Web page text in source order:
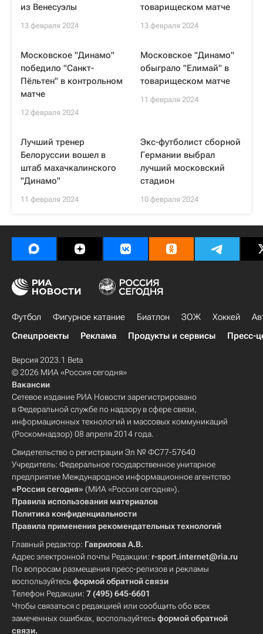
из Венесуэлы
13 февраля 2024
товарищеском матче
13 февраля 2024
Московское "Динамо"
победило "Санкт-
Пёльтен" в контрольном
матче
12 февраля 2024
Московское "Динамо"
обыграло "Елимай" в
товарищеском матче
11 февраля 2024
Лучший тренер
Белоруссии вошел в
штаб махачкалинского
"Динамо"
11 февраля 2024
Экс-футболист сборной
Германии выбрал
лучший московский
стадион
10 февраля 2024
Футбол Фигурное катание Биатлон ЗОЖ Хоккей
Спецпроекты
Реклама Продукты и сервисы Пресс-
Версия 2023.1 Beta
© 2026 МИА «Россия сегодня»
Вакансии
Сетевое издание РИА Новости зарегистрировано
в Федеральной службе по надзору в сфере связи,
информационных технологий и массовых коммуникаций
(Роскомнадзор) 08 апреля 2014 года.
Свидетельство о регистрации Эл № ФС77-57640
Учредитель: Федеральное государственное унитарное
предприятие Международное информационное агентство
«Россия сегодня» (МИА «Россия сегодня»).
Правила использования материалов
Политика конфиденциальности
Правила применения рекомендательных технологий
Главный редактор: Гаврилова А.В.
Адрес электронной почты Редакции: r-sport.internet@ria.ru
По вопросам размещения пресс-релизов и рекламы
воспользуйтесьформой обратной связи
Телефон Редакции: 7 (495) 645-6601
Чтобы связаться с редакцией или сообщить обо всех
замеченных ошибках, воспользуйтесьформой обратной
связи.